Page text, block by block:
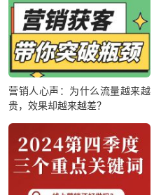
营销人心声：为什么流量越来越
贵，效果却越来越差？